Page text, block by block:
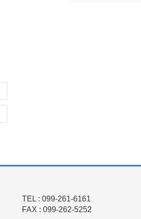
TEL : 099-261-6161
FAX : 099-262-5252